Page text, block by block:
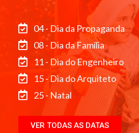
04 - Dia da Propaganda
08 - Dia da Família
11 - Dia do Engenheiro
15 - Dia do Arquiteto
25 - Natal
VER TODAS AS DATAS